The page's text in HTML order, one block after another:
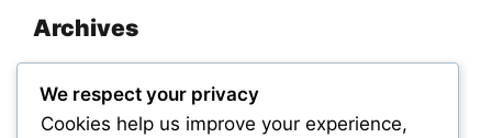
Archives
September 2025
We respect your privacy
Cookies help us improve your experience,